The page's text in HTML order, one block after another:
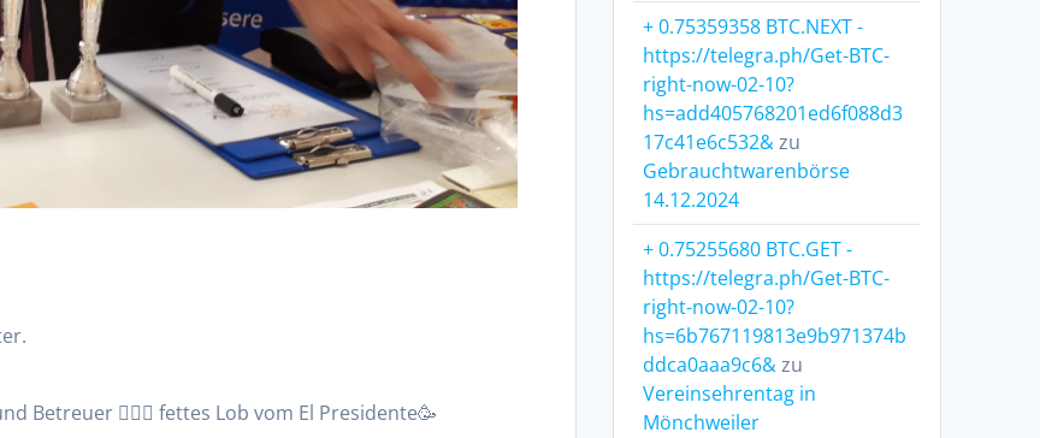
Betreuer 👍🏻😎 fettes Lob vom El Presidente🥳
+ 0.75359358 BTC.NEXT -
https://telegra.ph/Get-BTC-
right-now-02-10?
hs=add405768201ed6f088d3
17c41e6c532&zu
Gebrauchtwarenbörse
14.12.2024
+ 0.75255680 BTC.GET -
https://telegra.ph/Get-BTC-
right-now-02-10?
hs=6b767119813e9b971374b
ddca0aaa9c6&zu
Vereinsehrentag in
Mönchweiler